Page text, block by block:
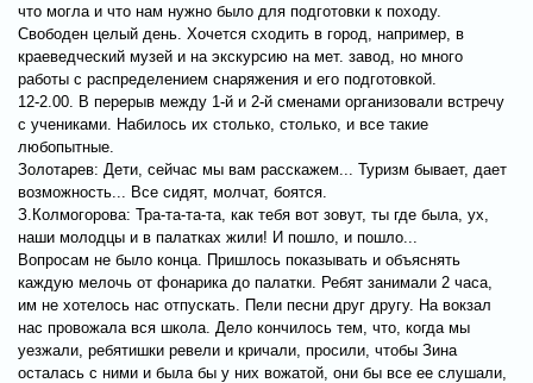
что могла и что нам нужно было для подготовки к походу.
Свободен целый день. Хочется сходить в город, например, в
краеведческий музей и на экскурсию на мет. завод, но много
работы с распределением снаряжения и его подготовкой.
12-2.00. В перерыв между 1-й и 2-й сменами организовали встречу
с учениками. Набилось их столько, столько, и все такие
любопытные.
Золотарев: Дети, сейчас мы вам расскажем... Туризм бывает, дает
возможность... Все сидят, молчат, боятся.
З.Колмогорова: Тра-та-та-та, как тебя вот зовут, ты где была, ух,
наши молодцы и в палатках жили! И пошло, и пошло...
Вопросам не было конца. Пришлось показывать и объяснять
каждую мелочь от фонарика до палатки. Ребят занимали 2 часа,
им не хотелось нас отпускать. Пели песни друг другу. На вокзал
нас провожала вся школа. Дело кончилось тем, что, когда мы
уезжали, ребятишки ревели и кричали, просили, чтобы Зина
осталась с ними и была бы у них вожатой, они бы все ее слушали,